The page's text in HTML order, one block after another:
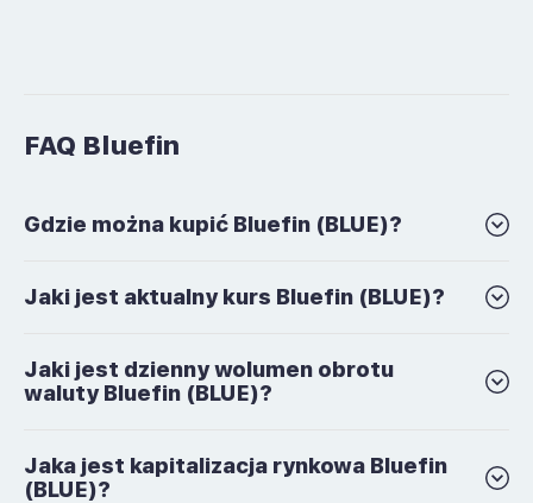
FAQ Bluefin
Gdzie można kupić Bluefin (BLUE)?
Jaki jest aktualny kurs Bluefin (BLUE)?
Jaki jest dzienny wolumen obrotu
waluty Bluefin (BLUE)?
Jaka jest kapitalizacja rynkowa Bluefin
(BLUE)?